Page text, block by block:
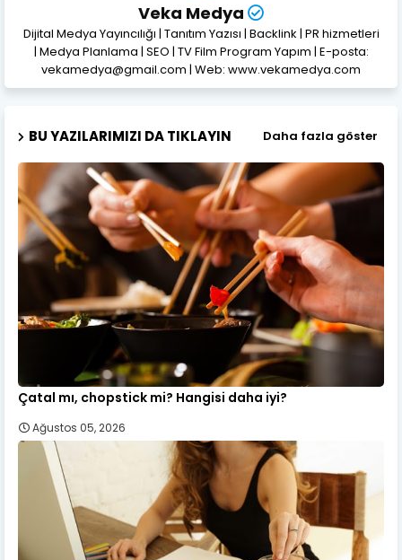
Veka Medya
Dijital Medya Yayıncılığı | Tanıtım Yazısı | Backlink | PR hizmetleri
| Medya Planlama | SEO | TV Film Program Yapım | E-posta:
vekamedya@gmail.com | Web: www.vekamedya.com
BU YAZILARIMIZI DA TIKLAYIN Daha fazla göster
Çatal mı, chopstick mi? Hangisi daha iyi?
Ağustos 05, 2026